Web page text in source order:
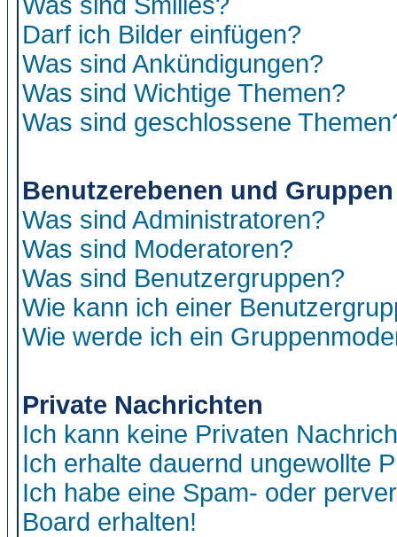
Darf ich Bilder einfügen?
Was sind Ankündigungen?
Was sind Wichtige Themen?
Was sind geschlossene
Benutzerebenen und Gruppen
Was sind Administratoren?
Was sind Moderatoren?
Was sind Benutzergruppen?
Wie kann ich einer
Wie werde ich ein
Private Nachrichten
Ich kann keine Privaten
Ich erhalte dauernd ungewollte
Ich habe eine Spam- oder
Board erhalten!